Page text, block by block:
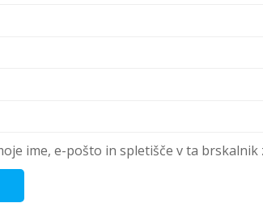
ime, e-pošto in spletišče v ta